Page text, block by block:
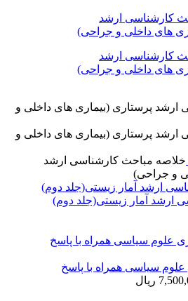
خلاصه مباحث کارشناسی ارشد
و جراحی)
ارشد آمار زیستی(جلد دوم)
سیاسی همراه با پاسخ
ریال